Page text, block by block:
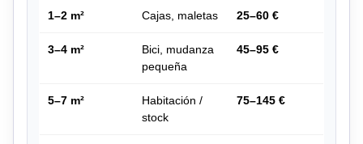
1–2 m² Cajas, maletas 25–60 €
3–4 m²
Bici, mudanza
pequeña
45–95 €
5–7 m²
Habitación /
stock
75–145 €